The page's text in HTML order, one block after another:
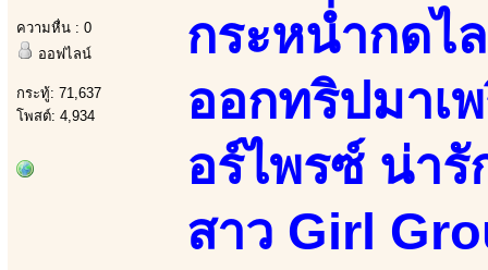
ความหื่น : 0
ออฟไลน์
กระทู้: 71,637
โพสต์: 4,934
กระหน่ำกดไ
ออกทริปมาเ
อร์ไพรซ์ น่ารั
สาว Girl